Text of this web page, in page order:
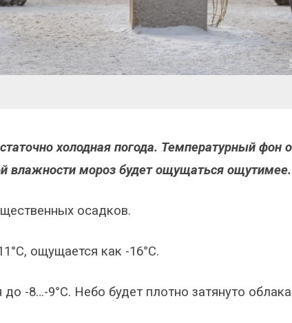
холодная погода. Температурный фон
влажности мороз будет ощущаться ощутимее.
осадков.
ощущается как -16°C.
-8…-9°C. Небо будет плотно затянуто